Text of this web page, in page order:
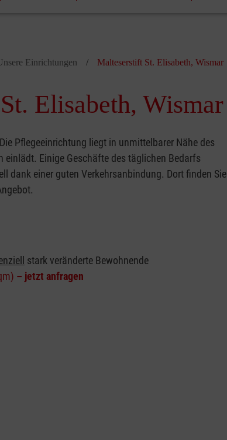
Einrichtungen Malteserstift St. Elisabeth, Wismar
Elisabeth, Wismar
Pflegeeinrichtung liegt in unmittelbarer Nähe des
einlädt. Einige Geschäfte des täglichen Bedarfs
dank einer guten Verkehrsanbindung. Dort finden Sie
stark veränderte Bewohnende
– jetzt anfragen